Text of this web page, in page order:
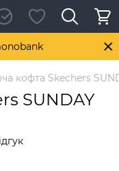
кофта Skechers
SUNDAY